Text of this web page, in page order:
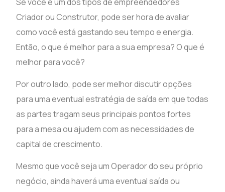
Criador ou Construtor, pode ser hora de avaliar
como você está gastando seu tempo e energia.
Então, o que é melhor para a sua empresa? O que é
melhor para você?
Por outro lado, pode ser melhor discutir opções
para uma eventual estratégia de saída em que todas
as partes tragam seus principais pontos fortes
para a mesa ou ajudem com as necessidades de
capital de crescimento.
Mesmo que você seja um Operador do seu próprio
negócio, ainda haverá uma eventual saída ou